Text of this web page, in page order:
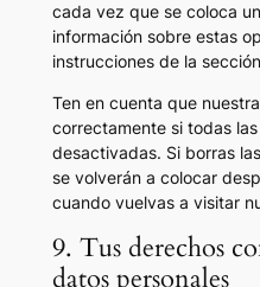
cada vez que se coloca
información sobre estas
instrucciones de la
Ten en cuenta que
correctamente si todas
desactivadas. Si borras
se volverán a colocar
cuando vuelvas a visitar
9. Tus derechos
datos personales